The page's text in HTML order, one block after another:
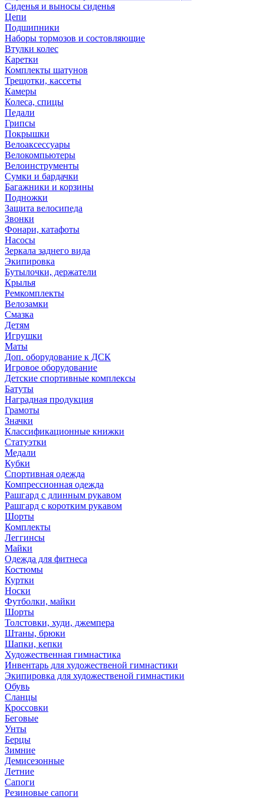
Сиденья и выносы сиденья
Цепи
Подшипники
Наборы тормозов и состовляющие
Втулки колес
Каретки
Комплекты шатунов
Трещотки, кассеты
Камеры
Колеса, спицы
Педали
Грипсы
Покрышки
Велоаксессуары
Велокомпьютеры
Велоинструменты
Сумки и бардачки
Багажники и корзины
Подножки
Защита велосипеда
Звонки
Фонари, катафоты
Насосы
Зеркала заднего вида
Экипировка
Бутылочки, держатели
Крылья
Ремкомплекты
Велозамки
Смазка
Детям
Игрушки
Маты
Доп. оборудование к ДСК
Игровое оборудование
Детские спортивные комплексы
Батуты
Наградная продукция
Грамоты
Значки
Классификационные книжки
Статуэтки
Медали
Кубки
Спортивная одежда
Компрессионная одежда
Рашгард с длинным рукавом
Рашгард с коротким рукавом
Шорты
Комплекты
Леггинсы
Майки
Одежда для фитнеса
Костюмы
Куртки
Носки
Футболки, майки
Шорты
Толстовки, худи, джемпера
Штаны, брюки
Шапки, кепки
Художественная гимнастика
Инвентарь для художественой гимнастики
Экипировка для художественой гимнастики
Обувь
Сланцы
Кроссовки
Беговые
Унты
Берцы
Зимние
Демисезонные
Летние
Сапоги
Резиновые сапоги